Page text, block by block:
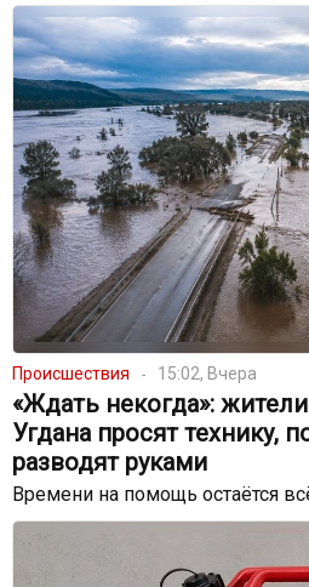
Происшествия 15:02, Вчера
«Ждать некогда»:
Угдана просят технику,
разводят руками
Времени на помощь остаётся